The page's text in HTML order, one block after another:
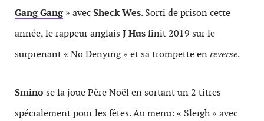
Gang Gang» avecSheck Wes. Sorti de prison cette
année, le rappeur anglais J Husfinit 2019 sur le
surprenant « No Denying » et sa trompette enreverse.
Smino se la joue Père Noël en sortant un 2 titres
spécialement pour les fêtes. Au menu: « Sleigh » avec